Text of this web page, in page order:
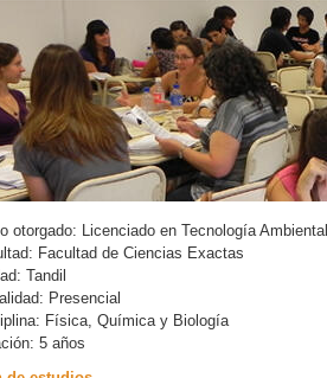
otorgado: Licenciado en Tecnología Ambiental
Facultad de Ciencias Exactas
Tandil
Presencial
Física, Química y Biología
5 años